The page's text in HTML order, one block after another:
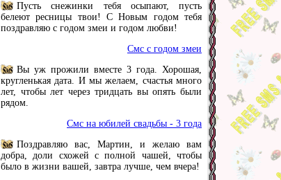
Пусть снежинки тебя осыпают, пусть
белеют ресницы твои! С Новым годом тебя
поздравляю с годом змеи и годом любви!
Смс с годом змеи
Вы уж прожили вместе 3 года. Хорошая,
кругленькая дата. И мы желаем, счастья много
лет, чтобы лет через тридцать вы опять были
рядом.
Смс на юбилей свадьбы - 3 года
Поздравляю вас, Мартин, и желаю вам
добра, доли схожей с полной чашей, чтобы
было в жизни вашей, завтра лучше, чем вчера!